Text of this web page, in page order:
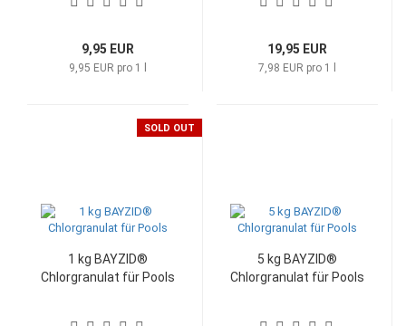
9,95 EUR
9,95 EUR pro 1 l
19,95 EUR
7,98 EUR pro 1 l
SOLD OUT
1 kg BAYZID®
Chlorgranulat für Pools
5 kg BAYZID®
Chlorgranulat für Pools